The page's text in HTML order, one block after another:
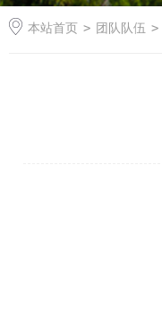
本站首页 > 团队队伍 >